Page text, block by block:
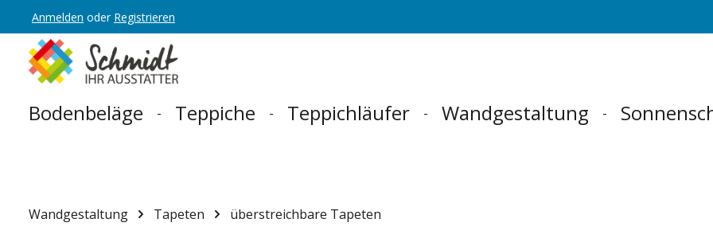
Hauptnavigation springen
Anmelden oder Registrieren
Bodenbeläge Teppiche Teppichläufer Wandgestaltung
Wandgestaltung Tapeten überstreichbare Tapeten